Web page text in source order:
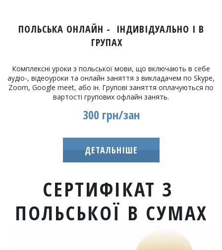
ПОЛЬСЬКА ОНЛАЙН - ІНДИВІДУАЛЬНО І В
ГРУПАХ
Комплексні уроки з польської мови, що включають в себе
аудіо-, відеоуроки та онлайн заняття з викладачем по Skype,
Zoom, Google meet, або ін. Групові заняття оплачуються по
вартості групових офлайн занять.
300 грн/зан
ДЕТАЛЬНІШЕ
СЕРТИФІКАТ З
ПОЛЬСЬКОЇ В СУМАХ